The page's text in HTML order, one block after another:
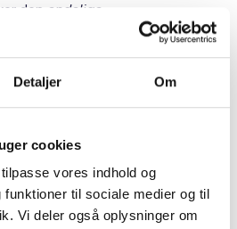
Detaljer Om
cookies
vores indhold og
til sociale medier og til
Vi deler også oplysninger om
den endelige
2013, som Statens
fremkommer således:
-